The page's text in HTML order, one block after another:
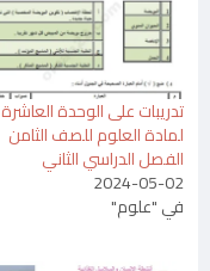
تدريبات على الوحدة العاشرة
لمادة العلوم للصف الثامن
الفصل الدراسي الثاني
2024-05-02
في "علوم"